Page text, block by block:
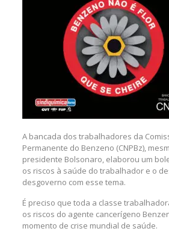
A bancada dos trabalhadores da
Permanente do Benzeno (CNPBz),
presidente Bolsonaro, elaborou um
os riscos à saúde do trabalhador e o
desgoverno com esse tema.
É preciso que toda a classe
os riscos do agente cancerígeno
momento de crise mundial de saúde.